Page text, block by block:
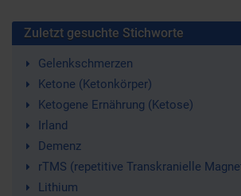
Zuletzt gesuchte Stichworte
Gelenkschmerzen
Ketone (Ketonkörper)
Ketogene Ernährung (Ketose)
Irland
Demenz
rTMS (repetitive Transkranielle
Lithium